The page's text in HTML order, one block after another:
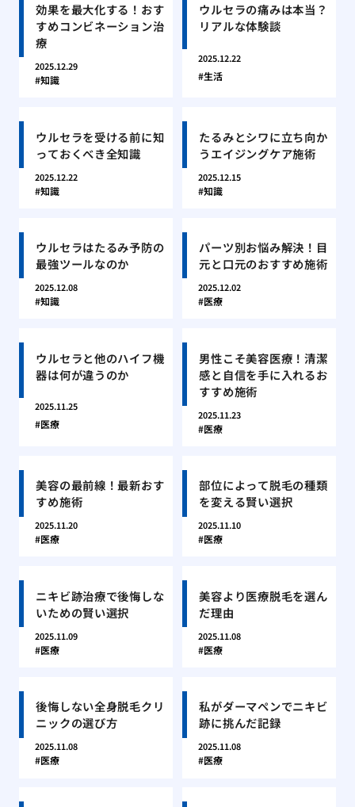
効果を最大化する！おす
すめコンビネーション治
療
2025.12.29
知識
ウルセラの痛みは本当？
リアルな体験談
2025.12.22
生活
ウルセラを受ける前に知
っておくべき全知識
2025.12.22
知識
たるみとシワに立ち向か
うエイジングケア施術
2025.12.15
知識
ウルセラはたるみ予防の
最強ツールなのか
2025.12.08
知識
パーツ別お悩み解決！目
元と口元のおすすめ施術
2025.12.02
医療
ウルセラと他のハイフ機
器は何が違うのか
2025.11.25
医療
男性こそ美容医療！清潔
感と自信を手に入れるお
すすめ施術
2025.11.23
医療
美容の最前線！最新おす
すめ施術
2025.11.20
医療
部位によって脱毛の種類
を変える賢い選択
2025.11.10
医療
ニキビ跡治療で後悔しな
いための賢い選択
2025.11.09
医療
美容より医療脱毛を選ん
だ理由
2025.11.08
医療
後悔しない全身脱毛クリ
ニックの選び方
2025.11.08
医療
私がダーマペンでニキビ
跡に挑んだ記録
2025.11.08
医療